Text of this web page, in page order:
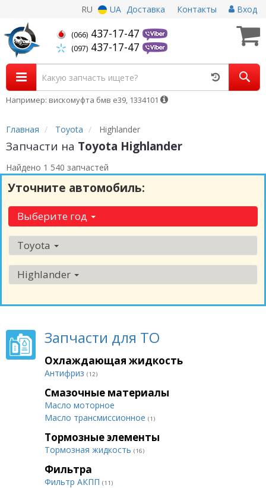
RU UA Доставка Контакты Вход
(066) 437-17-47
(097) 437-17-47
Например: вискомуфта бмв е39, 1334101
Главная Toyota Highlander
Запчасти на Toyota Highlander
Найдено 1 540 запчастей
Уточните автомобиль:
Выберите год
Toyota
Highlander
Запчасти для ТО
Охлаждающая жидкость
Антифриз (12)
Смазочные материалы
Масло моторное
Масло трансмиссионное (1)
Тормозные элементы
Тормозная жидкость (16)
Фильтра
Фильтр АКПП (11)